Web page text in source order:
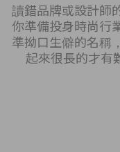
讀錯品牌或設計師
你準備投身時尚行
準拗口生僻的名稱
起來很長的才有